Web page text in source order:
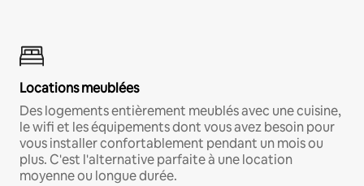
Locations meublées
Des logements entièrement meublés avec une cuisine,
le wifi et les équipements dont vous avez besoin pour
vous installer confortablement pendant un mois ou
plus. C'est l'alternative parfaite à une location
moyenne ou longue durée.